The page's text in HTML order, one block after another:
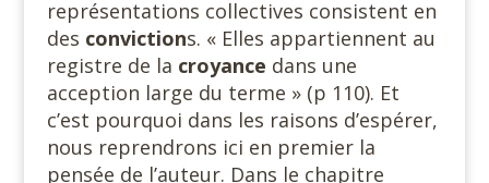
représentations collectives consistent en
des convictions. « Elles appartiennent au
registre de la croyance dans une
acception large du terme » (p 110). Et
c’est pourquoi dans les raisons d’espérer,
nous reprendrons ici en premier la
pensée de l’auteur. Dans le chapitre